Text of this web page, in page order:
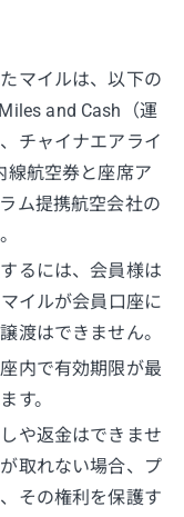
マイルは、以下の
and Cash（運
チャイナエアライ
線航空券と座席ア
ム提携航空会社の
るには、会員様は
イルが会員口座に
渡はできません。
内で有効期限が最
す。
や返金はできませ
取れない場合、プ
その権利を保護す